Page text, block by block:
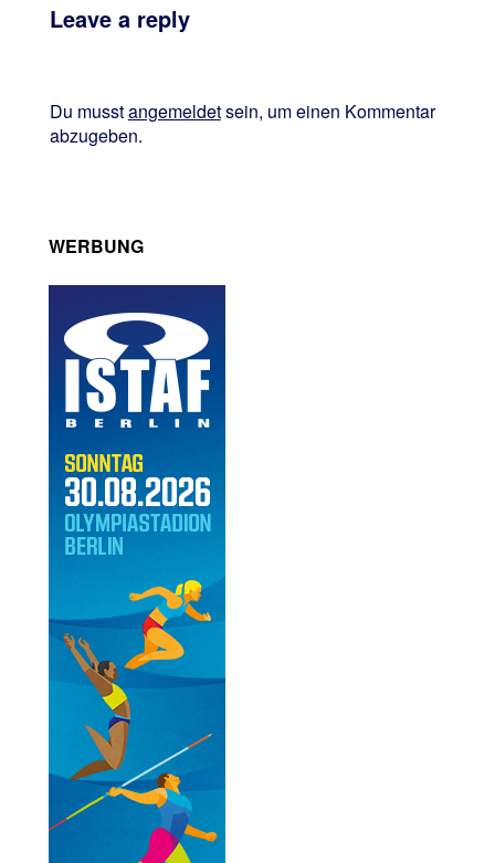
Leave a reply
Du musstangemeldetsein, um einen Kommentar
abzugeben.
WERBUNG